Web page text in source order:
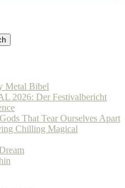
Metal Bibel
2026: Der Festivalbericht
That Tear Ourselves Apart
Chilling Magical